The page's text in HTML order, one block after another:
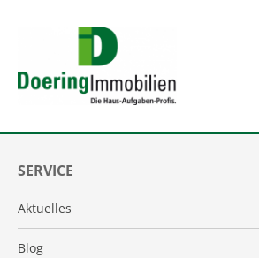
SERVICE
Aktuelles
Blog